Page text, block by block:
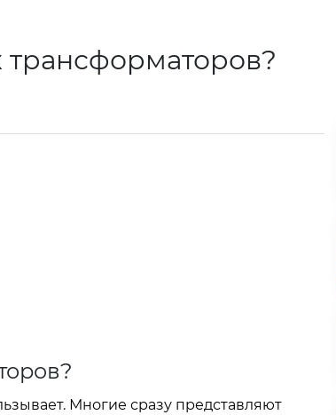
трансформаторов?
Многие сразу представляют